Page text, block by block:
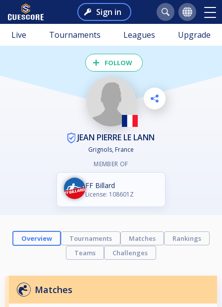
Sign in
Live Tournaments Leagues Upgrade
FOLLOW
JEAN PIERRE LE LANN
Grignols, France
MEMBER OF
FF Billard
License: 108601Z
Overview Tournaments Matches
Rankings
Teams
Challenges
Matches